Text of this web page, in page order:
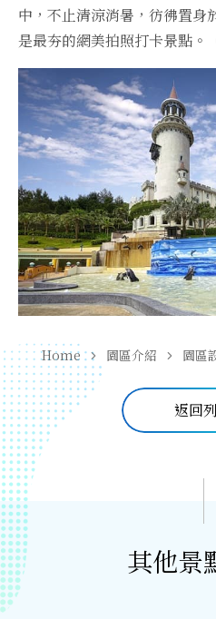
中，不止清涼消暑，彷彿置身
是最夯的網美拍照打卡景點。
Home 園區介紹 園區
返回
其他景